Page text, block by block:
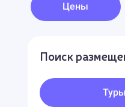
Цены
Поиск
Туры